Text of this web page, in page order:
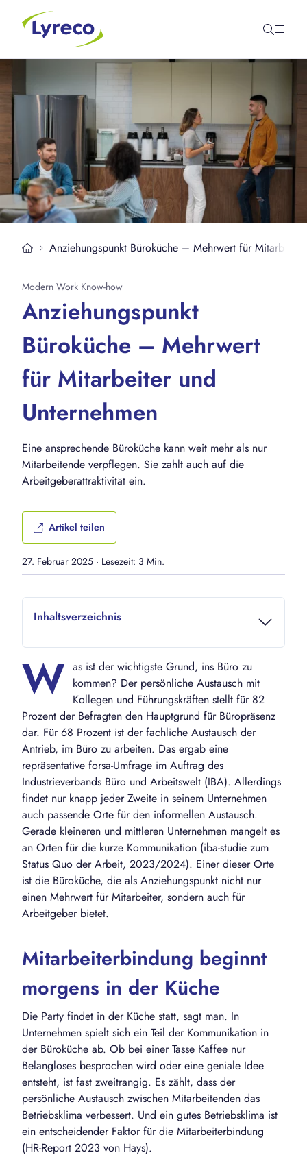
Anziehungspunkt Büroküche – Mehrwert für Mitarbeiter
Modern Work Know-how
Anziehungspunkt
Büroküche – Mehrwert
für Mitarbeiter und
Unternehmen
Eine ansprechende Büroküche kann weit mehr als nur
Mitarbeitende verpflegen. Sie zahlt auch auf die
Arbeitgeberattraktivität ein.
Artikel teilen
27. Februar 2025 · Lesezeit: 3 Min.
Inhaltsverzeichnis
W as ist der wichtigste Grund, ins Büro zu
kommen? Der persönliche Austausch mit
Kollegen und Führungskräften stellt für 82
Prozent der Befragten den Hauptgrund für Büropräsenz
dar. Für 68 Prozent ist der fachliche Austausch der
Antrieb, im Büro zu arbeiten. Das ergab eine
repräsentative forsa-Umfrage im Auftrag des
Industrieverbands Büro und Arbeitswelt (IBA). Allerdings
findet nur knapp jeder Zweite in seinem Unternehmen
auch passende Orte für den informellen Austausch.
Gerade kleineren und mittleren Unternehmen mangelt es
an Orten für die kurze Kommunikation (iba-studie zum
Status Quo der Arbeit, 2023/2024). Einer dieser Orte
ist die Büroküche, die als Anziehungspunkt nicht nur
einen Mehrwert für Mitarbeiter, sondern auch für
Arbeitgeber bietet.
Mitarbeiterbindung beginnt
morgens in der Küche
Die Party findet in der Küche statt, sagt man. In
Unternehmen spielt sich ein Teil der Kommunikation in
der Büroküche ab. Ob bei einer Tasse Kaffee nur
Belangloses besprochen wird oder eine geniale Idee
entsteht, ist fast zweitrangig. Es zählt, dass der
persönliche Austausch zwischen Mitarbeitenden das
Betriebsklima verbessert. Und ein gutes Betriebsklima ist
ein entscheidender Faktor für die Mitarbeiterbindung
(HR-Report 2023 von Hays).